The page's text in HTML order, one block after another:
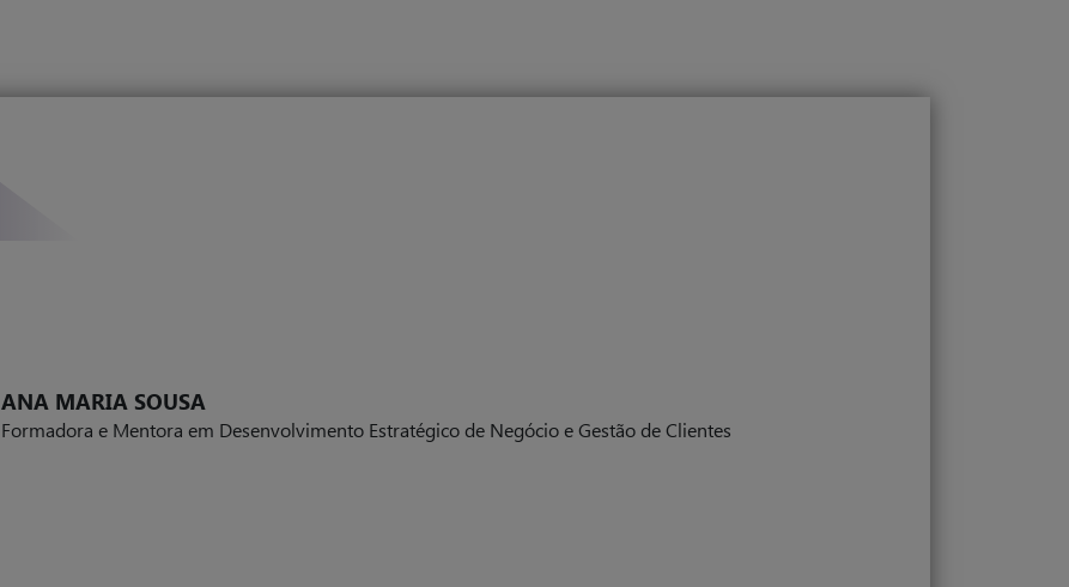
ANA MARIA SOUSA
Formadora e Mentora em Desenvolvimento Estratégico de Negócio e Gestão de Clientes